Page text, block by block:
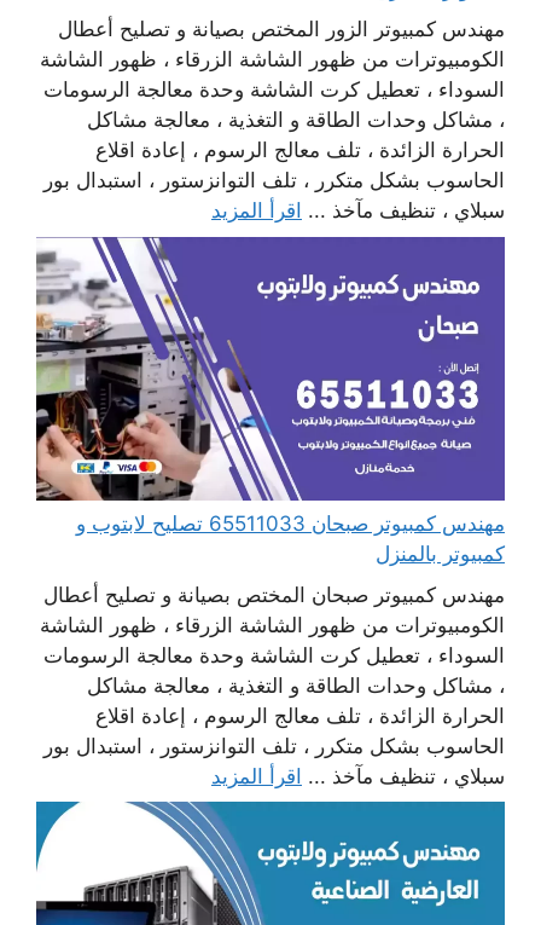
مهندس كمبيوتر الزور المختص بصيانة و تصليح أعطال
الكومبيوترات من ظهور الشاشة الزرقاء ، ظهور الشاشة
السوداء ، تعطيل كرت الشاشة وحدة معالجة الرسومات
، مشاكل وحدات الطاقة و التغذية ، معالجة مشاكل
الحرارة الزائدة ، تلف معالج الرسوم ، إعادة اقلاع
الحاسوب بشكل متكرر ، تلف التوانزستور ، استبدال بور
سبلاي ، تنظيف مآخذ ... اقرأ المزيد
مهندس كمبيوتر صبحان 65511033 تصليح لابتوب و
كمبيوتر بالمنزل
مهندس كمبيوتر صبحان المختص بصيانة و تصليح أعطال
الكومبيوترات من ظهور الشاشة الزرقاء ، ظهور الشاشة
السوداء ، تعطيل كرت الشاشة وحدة معالجة الرسومات
، مشاكل وحدات الطاقة و التغذية ، معالجة مشاكل
الحرارة الزائدة ، تلف معالج الرسوم ، إعادة اقلاع
الحاسوب بشكل متكرر ، تلف التوانزستور ، استبدال بور
سبلاي ، تنظيف مآخذ ... اقرأ المزيد